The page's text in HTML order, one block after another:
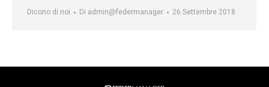
Dicono di noi Di admin@federmanager 26 Settembre 2018